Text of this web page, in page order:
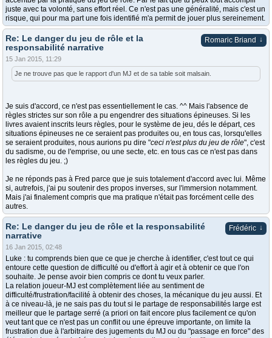
juste avec ta volonté, sans effort réel. Ce n'est pas une généralité, mais c'est un
risque, qui pour ma part une fois identifié m'a permit de jouer plus sereinement.
Romaric Briand ↓
Re: Le danger du jeu de rôle et la
responsabilité narrative
15 Jan 2015, 11:29
Je ne trouve pas que le rapport d'un MJ et de sa table soit malsain.
Je suis d'accord, ce n'est pas essentiellement le cas. ^^ Mais l'absence de
règles strictes sur son rôle a pu engendrer des situations épineuses. Si les
livres avaient inscrits leurs règles, pour le système de jeu, dés le départ, ces
situations épineuses ne ce seraient pas produites ou, en tous cas, lorsqu'elles
se seraient produites, nous aurions pu dire "ceci n'est plus du jeu de rôle", c'est
du sadisme, ou de l'emprise, ou une secte, etc. en tous cas ce n'est pas dans
les règles du jeu. ;)
Je ne réponds pas à Fred parce que je suis totalement d'accord avec lui. Même
si, autrefois, j'ai pu soutenir des propos inverses, sur l'immersion notamment.
Mais j'ai finalement compris que ma pratique n'était pas forcément celle des
autres.
Frédéric ↓
Re: Le danger du jeu de rôle et la responsabilité
narrative
16 Jan 2015, 02:48
Luke : tu comprends bien que ce que je cherche à identifier, c'est tout ce qui
entoure cette question de difficulté ou d'effort à agir et à obtenir ce que l'on
souhaite. Je pense avoir bien compris ce dont tu veux parler.
La relation joueur-MJ est complètement liée au sentiment de
difficulté/frustration/facilité à obtenir des choses, la mécanique du jeu aussi. Et
à ce niveau-là, je ne sais pas du tout si le partage de responsabilités large est
meilleur que le partage serré (a priori on fait encore plus facilement ce qu'on
veut tant que ce n'est pas un conflit ou une épreuve importante, on limite la
frustration due à l'arbitraire des jugements du MJ ou du "passage en force" des